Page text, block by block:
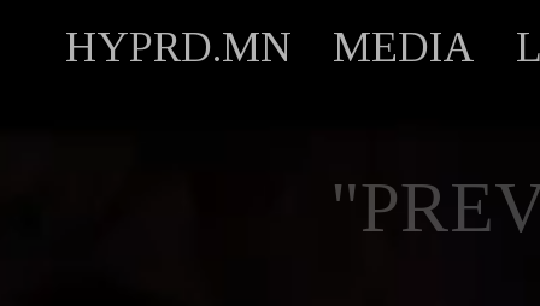
HYPRD.MN MEDIA